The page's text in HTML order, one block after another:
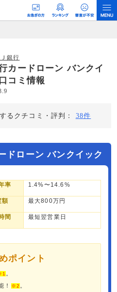
という収益モデルです。 ただし、特定の
編集部の調査／ユーザーへの口コミ収集な
を行っています。
銀行
カードローン バンクイ
コミ情報
るクチコミ・評判： 38件
ドローン バンクイック
率 1.4%〜14.6%
額 最大800万円
間 最短翌営業日
ポイント
。
！
※2 。